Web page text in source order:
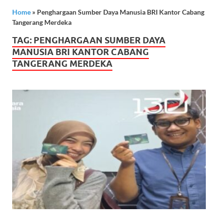
Home » Penghargaan Sumber Daya Manusia BRI Kantor Cabang
Tangerang Merdeka
TAG: PENGHARGAAN SUMBER DAYA
MANUSIA BRI KANTOR CABANG
TANGERANG MERDEKA